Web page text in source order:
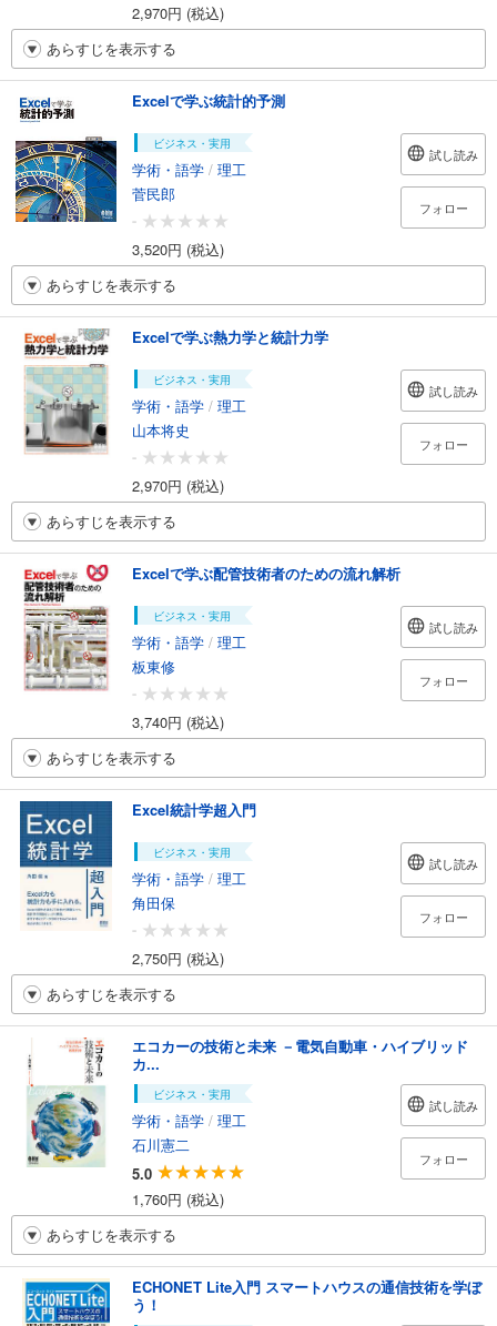
2,970円 (税込)
あらすじを表示する
Excelで学ぶ統計的予測
ビジネス・実用
学術・語学 / 理工
菅民郎
-
3,520円 (税込)
試し読み
フォロー
あらすじを表示する
Excelで学ぶ熱力学と統計力学
ビジネス・実用
学術・語学 / 理工
山本将史
-
2,970円 (税込)
試し読み
フォロー
あらすじを表示する
Excelで学ぶ配管技術者のための流れ解析
ビジネス・実用
学術・語学 / 理工
板東修
-
3,740円 (税込)
試し読み
フォロー
あらすじを表示する
Excel統計学超入門
ビジネス・実用
学術・語学 / 理工
角田保
-
2,750円 (税込)
試し読み
フォロー
あらすじを表示する
エコカーの技術と未来 －電気自動車・ハイブリッド
カ...
ビジネス・実用
学術・語学 / 理工
石川憲二
5.0
1,760円 (税込)
試し読み
フォロー
あらすじを表示する
ECHONET Lite入門 スマートハウスの通信技術を学ぼ
う！